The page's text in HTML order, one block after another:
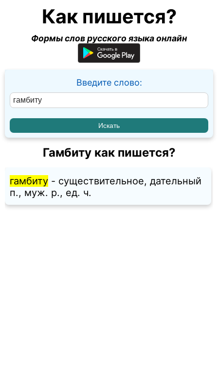
Как пишется?
Формы слов русского языка онлайн
Введите слово:
Гамбиту как пишется?
гамбиту - существительное, дательный
п., муж. p., ед. ч.